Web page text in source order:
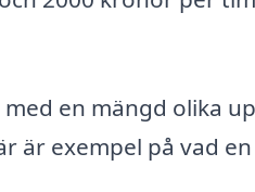
en mängd olika
är exempel på vad